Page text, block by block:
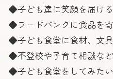
◆子ども達に笑顔を届け
◆フードバンクに食品を
◆子ども食堂に食材、文
◆不登校や子育て相談な
◆子ども食堂をしてみた